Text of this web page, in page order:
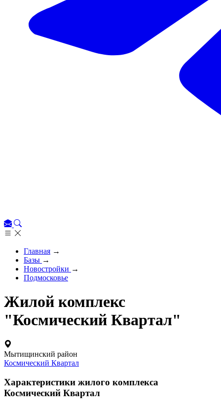
Главная →
Базы →
Новостройки →
Подмосковье
Жилой комплекс
"Космический Квартал"
Мытищинский район
Космический Квартал
Характеристики жилого комплекса
Космический Квартал